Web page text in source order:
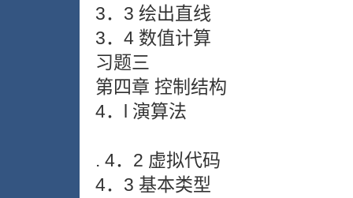
3．3 绘出直线
3．4 数值计算
习题三
第四章 控制结构
4．l 演算法
. 4．2 虚拟代码
4．3 基本类型